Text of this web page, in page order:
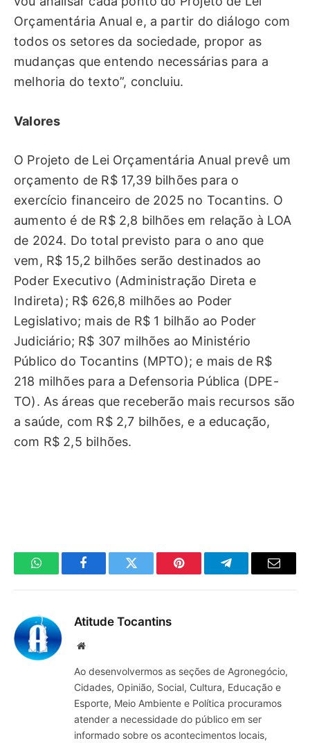
Orçamentária Anual e, a partir do diálogo com
todos os setores da sociedade, propor as
mudanças que entendo necessárias para a
melhoria do texto”, concluiu.
Valores
O Projeto de Lei Orçamentária Anual prevê um
orçamento de R$ 17,39 bilhões para o
exercício financeiro de 2025 no Tocantins. O
aumento é de R$ 2,8 bilhões em relação à LOA
de 2024. Do total previsto para o ano que
vem, R$ 15,2 bilhões serão destinados ao
Poder Executivo (Administração Direta e
Indireta); R$ 626,8 milhões ao Poder
Legislativo; mais de R$ 1 bilhão ao Poder
Judiciário; R$ 307 milhões ao Ministério
Público do Tocantins (MPTO); e mais de R$
218 milhões para a Defensoria Pública (DPE-
TO). As áreas que receberão mais recursos são
a saúde, com R$ 2,7 bilhões, e a educação,
com R$ 2,5 bilhões.
WhatsAppFacebookTwitter Pinterest TelegramaE-
Atitude Tocantins
Site
Ao desenvolvermos as seções de Agronegócio,
Cidades, Opinião, Social, Cultura, Educação e
Esporte, Meio Ambiente e Política procuramos
atender a necessidade do público em ser
informado sobre os acontecimentos locais,